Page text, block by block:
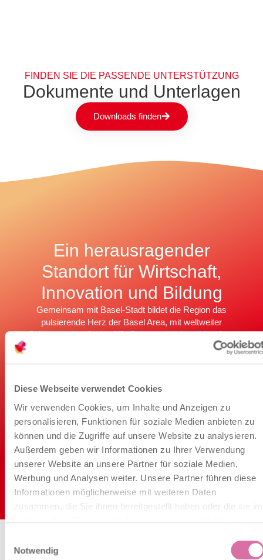
Diese Webseite verwendet Cookies
Wir verwenden Cookies, um Inhalte und Anzeigen zu
personalisieren, Funktionen für soziale Medien anbieten zu
können und die Zugriffe auf unsere Website zu analysieren.
Außerdem geben wir Informationen zu Ihrer Verwendung
unserer Website an unsere Partner für soziale Medien,
Werbung und Analysen weiter. Unsere Partner führen diese
Informationen möglicherweise mit weiteren Daten
zusammen, die Sie ihnen bereitgestellt haben oder die sie im
Notwendig
FINDEN SIE DIE PASSENDE UNTERSTÜTZUNG
Dokumente und Unterlagen
Downloads finden
Ein herausragender
Standort für Wirtschaft,
Innovation und Bildung
Gemeinsam mit Basel-Stadt bildet die Region das
pulsierende Herz der Basel Area, mit weltweiter
Spitzenposition in den Life Sciences und erstklassigen